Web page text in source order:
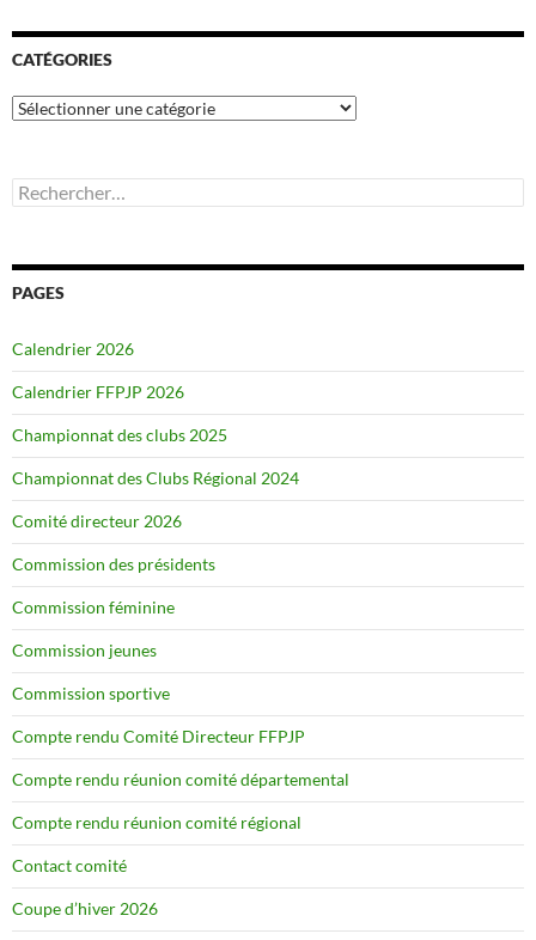
CATÉGORIES
Catégories
Rechercher :
PAGES
Calendrier 2026
Calendrier FFPJP 2026
Championnat des clubs 2025
Championnat des Clubs Régional 2024
Comité directeur 2026
Commission des présidents
Commission féminine
Commission jeunes
Commission sportive
Compte rendu Comité Directeur FFPJP
Compte rendu réunion comité départemental
Compte rendu réunion comité régional
Contact comité
Coupe d’hiver 2026